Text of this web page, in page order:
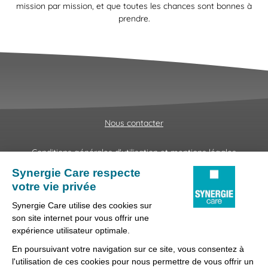
mission par mission, et que toutes les chances sont bonnes à
prendre.
Nous contacter
Conditions générales d'utilisation et mentions légales
Fraudes & Hameçonnages
Lanceur d'alertes